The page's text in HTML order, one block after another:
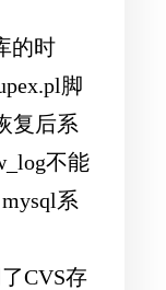
的时
脚
复后系
不能
系
CVS存